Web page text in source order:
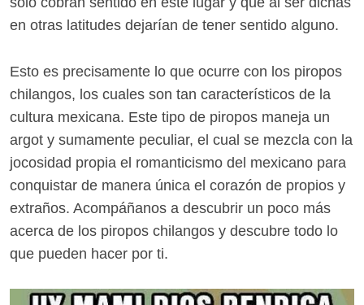
en otras latitudes dejarían de tener sentido alguno.
Esto es precisamente lo que ocurre con los piropos
chilangos, los cuales son tan característicos de la
cultura mexicana. Este tipo de piropos maneja un
argot y sumamente peculiar, el cual se mezcla con la
jocosidad propia el romanticismo del mexicano para
conquistar de manera única el corazón de propios y
extraños. Acompáñanos a descubrir un poco más
acerca de los piropos chilangos y descubre todo lo
que pueden hacer por ti.